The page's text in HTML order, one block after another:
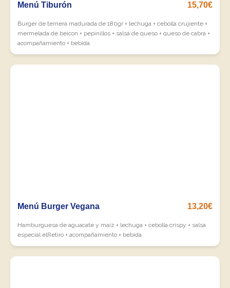
Menú Tiburón 15,70€
Burger de ternera madurada de 180gr + lechuga + cebolla crujiente +
mermelada de beicon + pepinillos + salsa de queso + queso de cabra +
acompañamiento + bebida
Menú Burger Vegana 13,20€
Hamburguesa de aguacate y maíz + lechuga + cebolla crispy + salsa
especial elRetiro + acompañamiento + bebida